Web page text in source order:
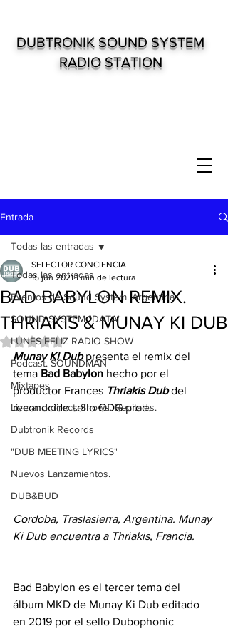
DUBTRONIK SOUND SYSTEM
RADIO STATION
Entrada
Todas las entradas
Eventos de Sound System. Argentina
SOUND SYSTEM "DATA"
LUNES FELIZ RADIO SHOW
Podcast. SOUNDMAN
Mixtapes
Live and direct. Shows. Recitales.
Dubtronik Records
"DUB MEETING LYRICS"
Nuevos Lanzamientos.
DUB&BUD
Todas las entradas
BAD BABYLON REMIX.
THRIAKIS & MUNAY KI DUB
SELECTOR CONCIENCIA
15 jun 2021 1 min de lectura
Obtuvo NaN de 5 estrellas.
Munay Ki Dub presenta el remix del
tema Bad Babylon hecho por el
productor Frances Thriakis Dub del
reconocido sello ODG prod.
Cordoba, Traslasierra, Argentina. Munay
Ki Dub encuentra a Thriakis, Francia.
Bad Babylon es el tercer tema del
álbum MKD de Munay Ki Dub editado
en 2019 por el sello Dubophonic